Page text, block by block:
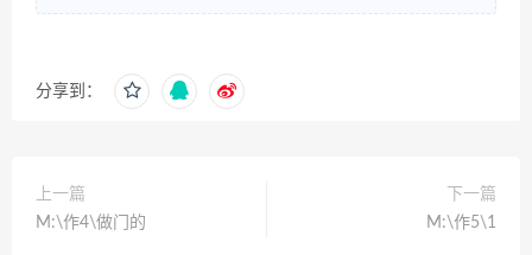
分享到：
上一篇
M:\作4\做门的
下一篇
M:\作5\1